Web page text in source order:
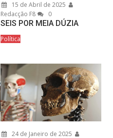
15 de Abril de 2025
Redacção F8
0
SEIS POR MEIA DÚZIA
Política
24 de Janeiro de 2025